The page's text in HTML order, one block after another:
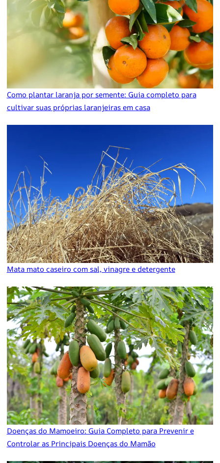
Como plantar laranja por semente: Guia completo para
cultivar suas próprias laranjeiras em casa
Mata mato caseiro com sal, vinagre e detergente
Doenças do Mamoeiro: Guia Completo para Prevenir e
Controlar as Principais Doenças do Mamão